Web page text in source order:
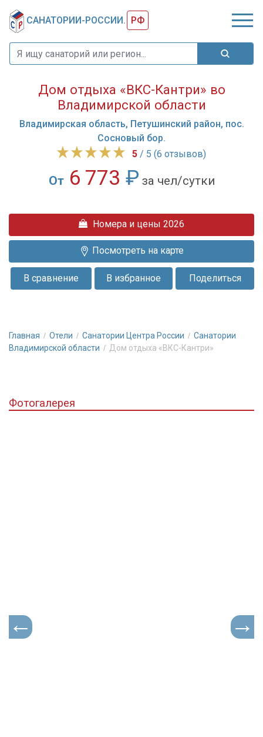
САНАТОРИИ-РОССИИ. РФ
Дом отдыха «ВКС-Кантри» во
Владимирской области
Владимирская область, Петушинский район, пос.
Сосновый бор.
5 / 5 (6 отзывов)
От 6 773 ₽ за чел/сутки
Номера и цены 2026
Посмотреть на карте
Поделиться
В избранное
В сравнение
Главная Отели Санатории Центра России
Санатории
Владимирской области
Дом отдыха «ВКС-Кантри»
Фотогалерея